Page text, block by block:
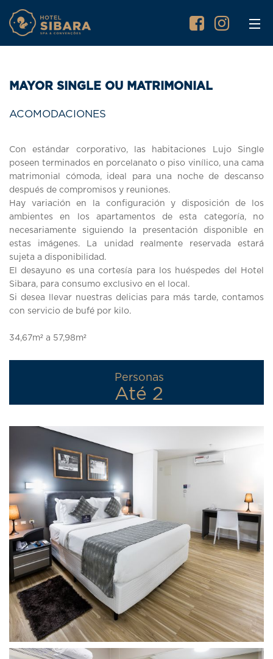
MAYOR SINGLE OU MATRIMONIAL
ACOMODACIONES
Con estándar corporativo, las habitaciones Lujo Single
poseen terminados en porcelanato o piso vinílico, una cama
matrimonial cómoda, ideal para una noche de descanso
después de compromisos y reuniones.
Hay variación en la configuración y disposición de los
ambientes en los apartamentos de esta categoría, no
necesariamente siguiendo la presentación disponible en
estas imágenes. La unidad realmente reservada estará
sujeta a disponibilidad.
El desayuno es una cortesía para los huéspedes del Hotel
Sibara, para consumo exclusivo en el local.
Si desea llevar nuestras delicias para más tarde, contamos
con servicio de bufé por kilo.
34,67m² a 57,98m²
Personas
Até 2